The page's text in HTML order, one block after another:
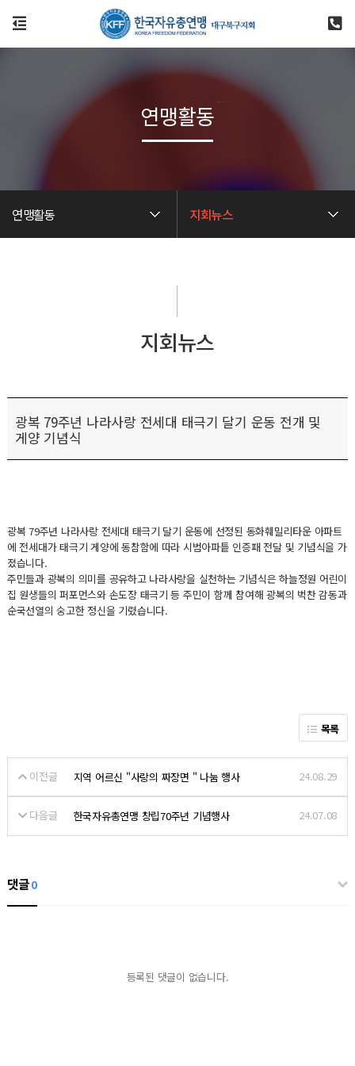
연맹활동 지회뉴스
연맹활동
지회뉴스
광복 79주년 나라사랑 전세대 태극기 달기 운동 전개 및
게양 기념식
광복 79주년 나라사랑 전세대 태극기 달기 운동에 선정된 동화훼밀리타운 아파트
에 전세대가 태극기 게양에 동참함에 따라 시범아파틑 인증패 전달 및 기념식을 가
졌습니다.
주민들과 광복의 의미를 공유하고 나라사랑을 실천하는 기념식은 하늘정원 어린이
집 원생들의 퍼포먼스와 손도장 태극기 등 주민이 함께 참여해 광복의 벅찬 감동과
순국선열의 숭고한 정신을 기렸습니다.
목록
이전글 지역 어르신 "사랑의 짜장면 " 나눔 행사 24.08.29
다음글 한국자유총연맹 창립70주년 기념행사 24.07.08
댓글0
등록된 댓글이 없습니다.